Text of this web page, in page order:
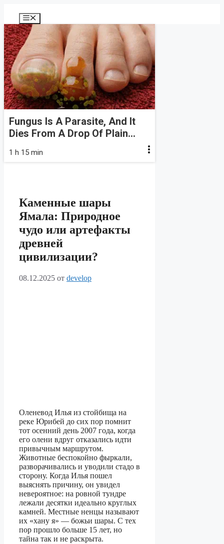
содержимому
Меню
Fungus Is A Parasite, And It
Dies From A Drop Of Plain...
1 h 15 min
Каменные шары
Ямала: Природное
чудо или артефакты
древней
цивилизации?
08.12.2025 от develop
Оленевод Илья из стойбища на
реке Юрибей до сих пор помнит
тот осенний день 2007 года, когда
его олени вдруг отказались идти
привычным маршрутом.
Животные беспокойно фыркали,
разворачивались и уводили стадо в
сторону. Когда Илья пошел
выяснять причину, он увидел
невероятное: на ровной тундре
лежали десятки идеально круглых
камней. Местные ненцы называют
их «хану я» — божьи шары. С тех
пор прошло больше 15 лет, но
тайна так и не раскрыта.